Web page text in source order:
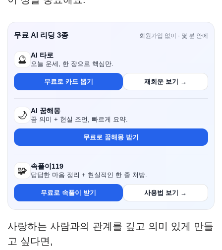
무료 AI 리딩 3종 회원가입 없이 · 몇 분 안에
🔮 AI 타로
오늘 운세, 한 장으로 핵심만.
무료로 카드 뽑기 재회운 보기 →
🌙 AI 꿈해몽
꿈 의미 + 현실 조언, 빠르게 요약.
무료로 꿈해몽 받기
🧩 속풀이119
답답한 마음 정리 + 현실적인 한 줄 처방.
무료로 속풀이 받기 사용법 보기 →
사랑하는 사람과의 관계를 깊고 의미 있게 만들
고 싶다면,